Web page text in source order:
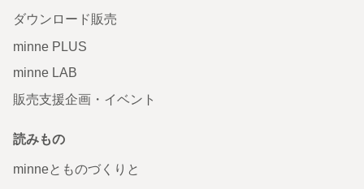
ダウンロード販売
minne PLUS
minne LAB
販売支援企画・イベント
読みもの
minneとものづくりと